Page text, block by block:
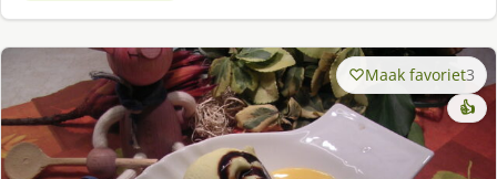
Maak favoriet3
👍